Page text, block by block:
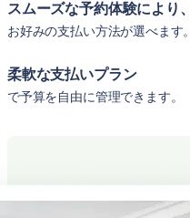
スムーズな予約体験により、
お好みの支払い方法が選べます。
柔軟な支払いプラン
で予算を自由に管理できます。